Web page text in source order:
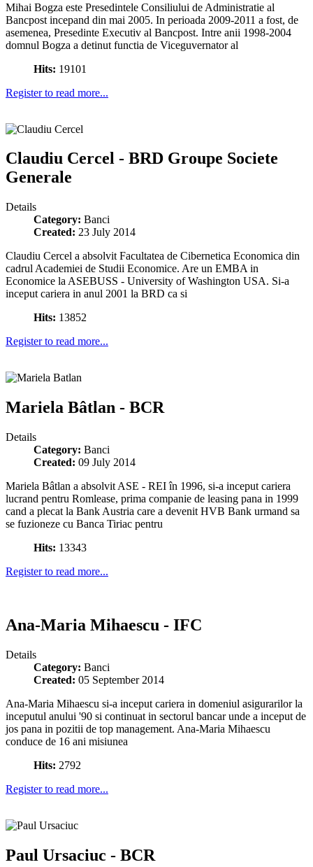
Mihai Bogza este Presedintele Consiliului de Administratie al
Bancpost incepand din mai 2005. In perioada 2009-2011 a fost, de
asemenea, Presedinte Executiv al Bancpost. Intre anii 1998-2004
domnul Bogza a detinut functia de Viceguvernator al
Hits: 19101
Register to read more...
Claudiu Cercel - BRD Groupe Societe
Generale
Details
Category: Banci
Created: 23 July 2014
Claudiu Cercel a absolvit Facultatea de Cibernetica Economica din
cadrul Academiei de Studii Economice. Are un EMBA in
Economice la ASEBUSS - University of Washington USA. Si-a
inceput cariera in anul 2001 la BRD ca si
Hits: 13852
Register to read more...
Mariela Bâtlan - BCR
Details
Category: Banci
Created: 09 July 2014
Mariela Bâtlan a absolvit ASE - REI în 1996, si-a inceput cariera
lucrand pentru Romlease, prima companie de leasing pana in 1999
cand a plecat la Bank Austria care a devenit HVB Bank urmand sa
se fuzioneze cu Banca Tiriac pentru
Hits: 13343
Register to read more...
Ana-Maria Mihaescu - IFC
Details
Category: Banci
Created: 05 September 2014
Ana-Maria Mihaescu si-a inceput cariera in domeniul asigurarilor la
inceputul anului '90 si continuat in sectorul bancar unde a inceput de
jos pana in pozitii de top management. Ana-Maria Mihaescu
conduce de 16 ani misiunea
Hits: 2792
Register to read more...
Paul Ursaciuc - BCR